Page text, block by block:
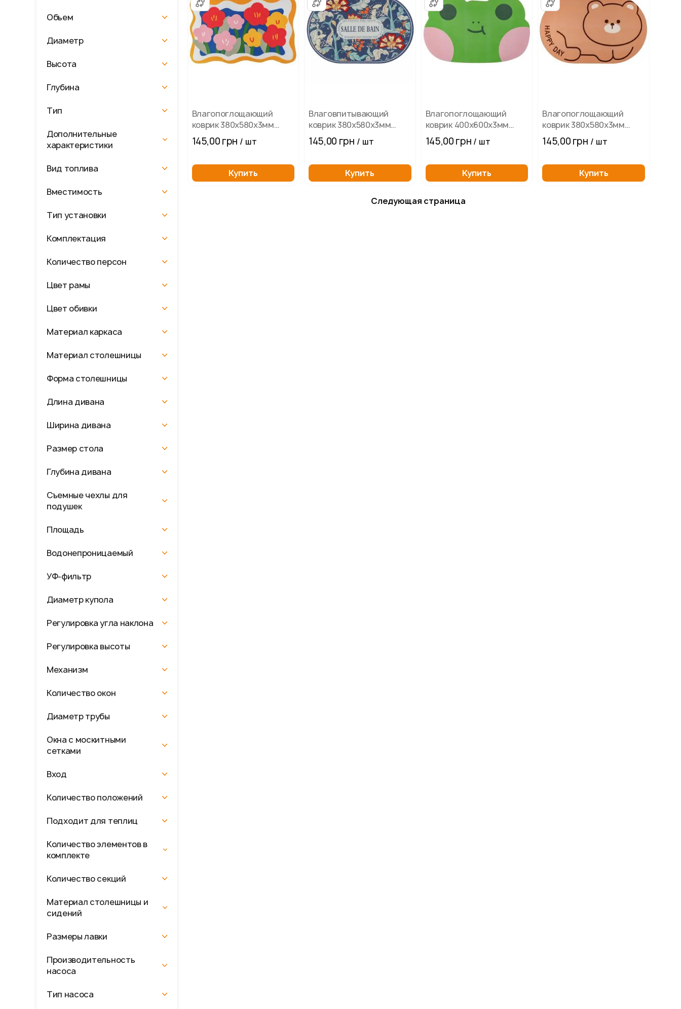
Влагопоглощающий
коврик 380х580х3мм
Цветочный
145,00 грн / шт
Купить
Влаговпитывающий
коврик 380х580х3мм
Синий с цветками
145,00 грн / шт
Купить
Влагопоглощающий
коврик 400х600х3мм
Лягушка
145,00 грн / шт
Купить
Влагопоглощающий
коврик 380х580х3мм
Овальный с мишкой
145,00 грн / шт
Купить
Следующая страница
Объем
Диаметр
Высота
Глубина
Тип
Дополнительные
характеристики
Вид топлива
Вместимость
Тип установки
Комплектация
Количество персон
Цвет рамы
Цвет обивки
Материал каркаса
Материал столешницы
Форма столешницы
Длина дивана
Ширина дивана
Размер стола
Глубина дивана
Съемные чехлы для
подушек
Площадь
Водонепроницаемый
УФ-фильтр
Диаметр купола
Регулировка угла наклона
Регулировка высоты
Механизм
Количество окон
Диаметр трубы
Окна с москитными
сетками
Вход
Количество положений
Подходит для теплиц
Количество элементов в
комплекте
Количество секций
Материал столешницы и
сидений
Размеры лавки
Производительность
насоса
Тип насоса